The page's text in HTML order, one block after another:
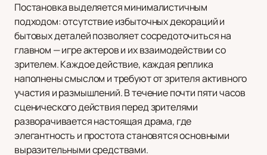
Постановка выделяется минималистичным
подходом: отсутствие избыточных декораций и
бытовых деталей позволяет сосредоточиться на
главном — игре актеров и их взаимодействии со
зрителем. Каждое действие, каждая реплика
наполнены смыслом и требуют от зрителя активного
участия и размышлений. В течение почти пяти часов
сценического действия перед зрителями
разворачивается настоящая драма, где
элегантность и простота становятся основными
выразительными средствами.